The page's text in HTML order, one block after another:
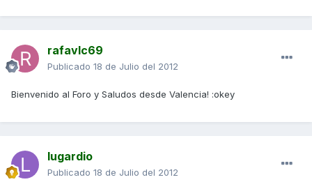
rafavlc69
Publicado 18 de Julio del 2012
Bienvenido al Foro y Saludos desde Valencia! :okey
lugardio
Publicado 18 de Julio del 2012